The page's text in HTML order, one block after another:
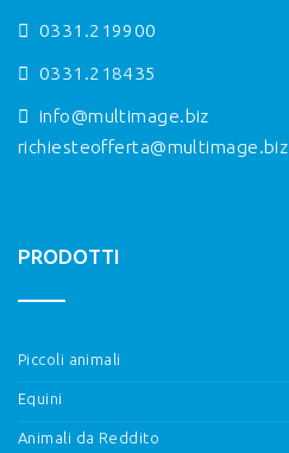
0331.219900
0331.218435
info@multimage.biz
richiesteofferta@multimage.biz
PRODOTTI
Piccoli animali
Equini
Animali da Reddito